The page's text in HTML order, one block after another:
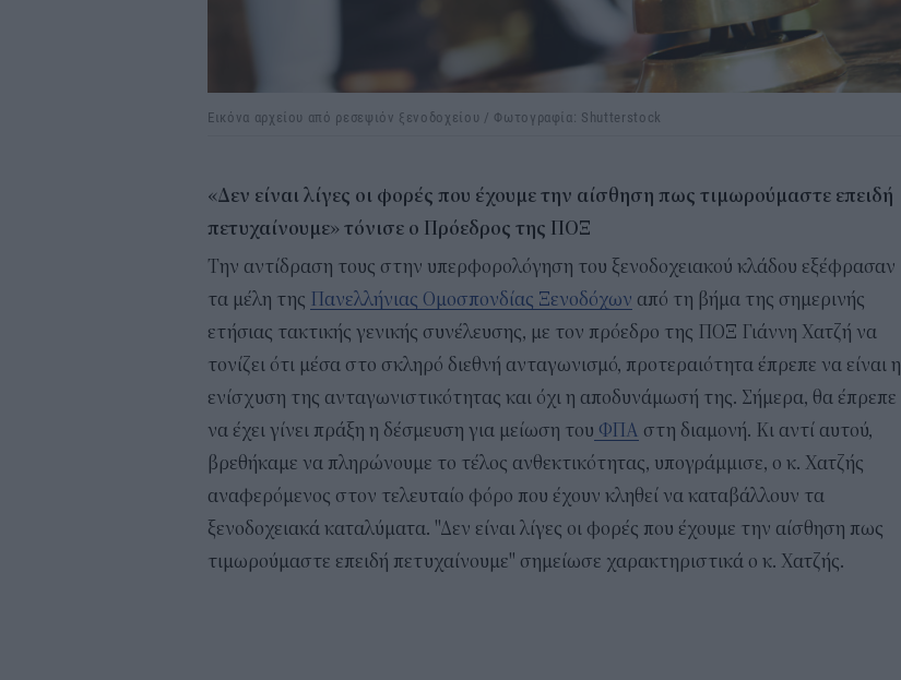
Εικόνα αρχείου από ρεσεψιόν ξενοδοχείου / Φωτογραφία: Shutterstock
«Δεν είναι λίγες οι φορές που έχουμε την αίσθηση πως τιμωρούμαστε επειδή
πετυχαίνουμε» τόνισε ο Πρόεδρος της ΠΟΞ
Την αντίδραση τους στην υπερφορολόγηση του ξενοδοχειακού κλάδου εξέφρασαν
τα μέλη της Πανελλήνιας Ομοσπονδίας Ξενοδόχων από τη βήμα της σημερινής
ετήσιας τακτικής γενικής συνέλευσης, με τον πρόεδρο της ΠΟΞ Γιάννη Χατζή να
τονίζει ότι μέσα στο σκληρό διεθνή ανταγωνισμό, προτεραιότητα έπρεπε να είναι η
ενίσχυση της ανταγωνιστικότητας και όχι η αποδυνάμωσή της. Σήμερα, θα έπρεπε
να έχει γίνει πράξη η δέσμευση για μείωση του ΦΠΑ στη διαμονή. Κι αντί αυτού,
βρεθήκαμε να πληρώνουμε το τέλος ανθεκτικότητας, υπογράμμισε, ο κ. Χατζής
αναφερόμενος στον τελευταίο φόρο που έχουν κληθεί να καταβάλλουν τα
ξενοδοχειακά καταλύματα. "Δεν είναι λίγες οι φορές που έχουμε την αίσθηση πως
τιμωρούμαστε επειδή πετυχαίνουμε" σημείωσε χαρακτηριστικά ο κ. Χατζής.